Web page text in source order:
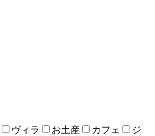
ヴィラ お土産 カフェ
ジ